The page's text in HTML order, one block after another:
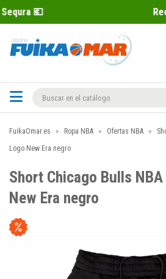
Recíbelo primero
FuikaOmar.es Ropa NBA Ofertas NBA
Logo New Era negro
Short Chicago Bulls
New Era negro